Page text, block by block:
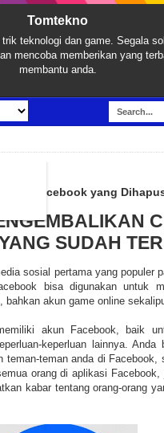
Tomtekno
teknologi dan game. Segala
mencoba memberikan yang
membantu anda.
Chat Facebook yang
SUDAH
sosial pertama yang populer
bisa digunakan untuk
bahkan akun game online
akun Facebook, baik
keperluan lainnya. Anda
teman-teman anda di Facebook,
orang di aplikasi Facebook,
kabar tentang orang-orang